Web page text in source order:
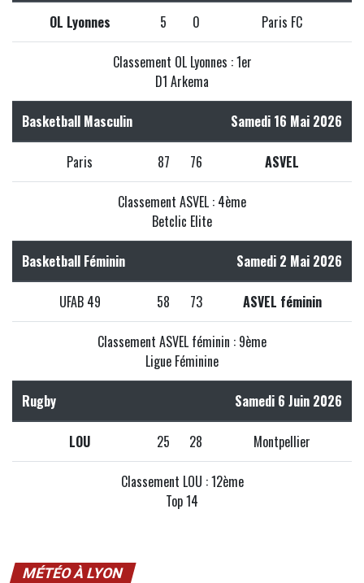
OL Lyonnes 5 0 Paris FC
Classement OL Lyonnes : 1er
D1 Arkema
Basketball Masculin Samedi 16 Mai 2026
Paris 87 76 ASVEL
Classement ASVEL : 4ème
Betclic Elite
Basketball Féminin Samedi 2 Mai 2026
UFAB 49 58 73 ASVEL féminin
Classement ASVEL féminin : 9ème
Ligue Féminine
Rugby Samedi 6 Juin 2026
LOU 25 28 Montpellier
Classement LOU : 12ème
Top 14
MÉTÉO À LYON